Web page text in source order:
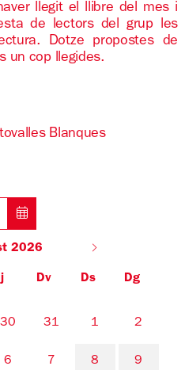
llegit el llibre del mes i
de lectors del grup les
Dotze propostes de
un cop llegides.
Blanques
2026
Dv Ds Dg
mes
30 31 1 2
6 7 8 9